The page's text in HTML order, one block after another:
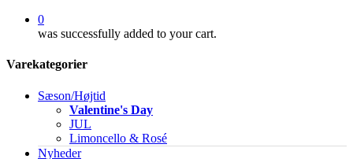
0
was successfully added to your cart.
Varekategorier
Sæson/Højtid
Valentine's Day
JUL
Limoncello & Rosé
Nyheder